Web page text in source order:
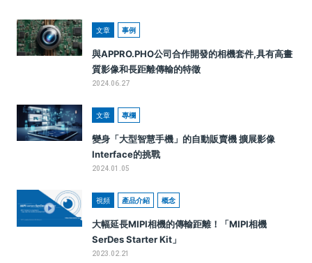
文章 事例
與APPRO.PHO公司合作開發的相機套件,具有高畫
質影像和長距離傳輸的特徵
2024.06.27
文章 專欄
變身「大型智慧手機」的自動販賣機 擴展影像
Interface的挑戰
2024.01.05
視頻 產品介紹 概念
大幅延長MIPI相機的傳輸距離！「MIPI相機
SerDes Starter Kit」
2023.02.21